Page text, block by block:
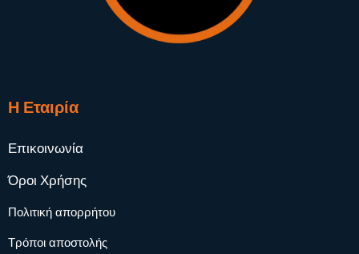
Η Εταιρία
Επικοινωνία
Όροι Χρήσης
Πολιτική απορρήτου
Τρόποι αποστολής